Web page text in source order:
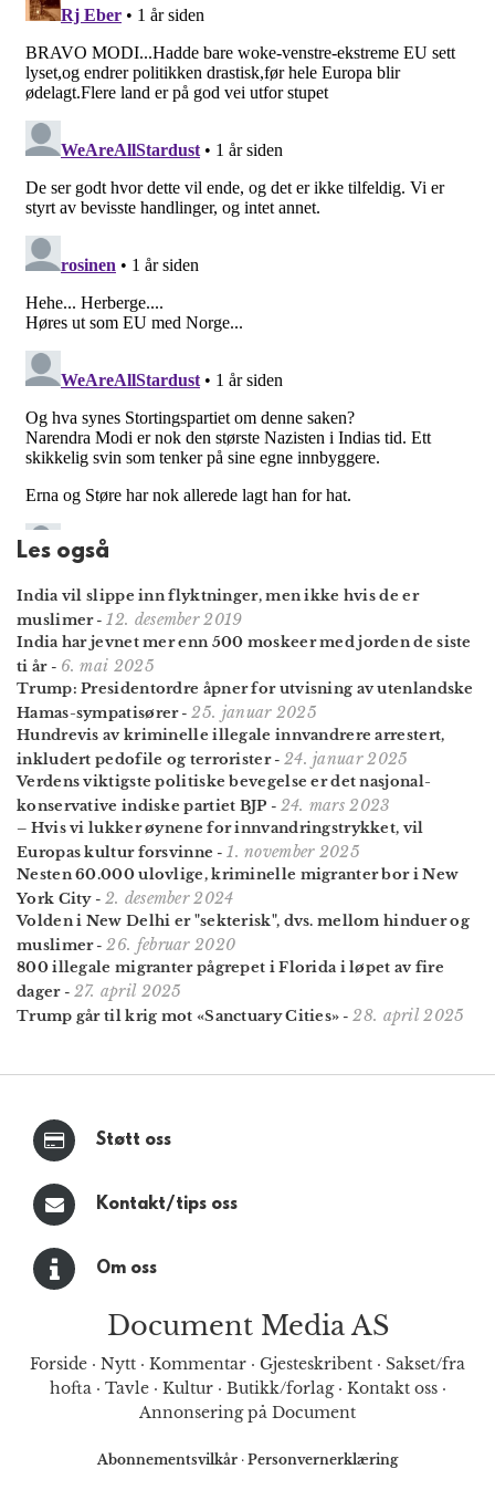
Les også
India vil slippe inn flyktninger, men ikke hvis de er
muslimer- 12. desember 2019
India har jevnet mer enn 500 moskeer med jorden de siste
ti år- 6. mai 2025
Trump: President­ordre åpner for utvisning av uten­landske
Hamas-sympatisører- 25. januar 2025
Hundrevis av kriminelle illegale innvandrere arrestert,
inkludert pedofile og terrorister- 24. januar 2025
Verdens viktigste politiske bevegelse er det nasjonal­
konservative indiske partiet BJP - 24. mars 2023
– Hvis vi lukker øynene for innvandrings­trykket, vil
Europas kultur forsvinne - 1. november 2025
Nesten 60.000 ulovlige, kriminelle migranter bor i New
York City- 2. desember 2024
Volden i New Delhi er "sekterisk", dvs. mellom hinduer og
muslimer- 26. februar 2020
800 illegale migranter pågrepet i Florida i løpet av fire
dager- 27. april 2025
Trump går til krig mot «Sanctuary Cities» - 28. april 2025
Støtt oss
Kontakt/tips oss
Om oss
Document Media AS
Forside · Nytt · Kommentar · Gjesteskribent · Sakset/fra
hofta· Tavle· Kultur· Butikk/forlag· Kontakt oss·
Annonsering på Document
Abonnementsvilkår · Personvernerklæring